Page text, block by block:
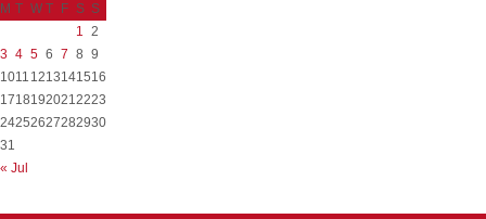
M T W T F S S
« Jul
1 2
3 4 5 6 7 8 9
1011 1213141516
17181920212223
24252627282930
31